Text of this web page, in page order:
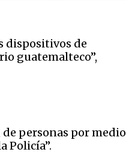
dispositivos de
guatemalteco”,
personas por medio
Policía”.